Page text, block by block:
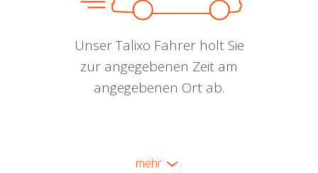
Unser Talixo Fahrer holt Sie
zur angegebenen Zeit am
angegebenen Ort ab.
mehr